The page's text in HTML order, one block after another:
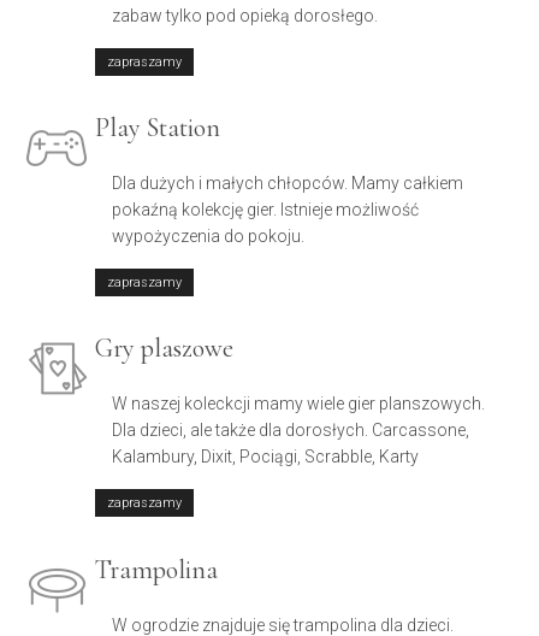
zabaw tylko pod opieką dorosłego.
zapraszamy
Play Station
Dla dużych i małych chłopców. Mamy całkiem
pokaźną kolekcję gier. Istnieje możliwość
wypożyczenia do pokoju.
zapraszamy
Gry plaszowe
W naszej koleckcji mamy wiele gier planszowych.
Dla dzieci, ale także dla dorosłych. Carcassone,
Kalambury, Dixit, Pociągi, Scrabble, Karty
zapraszamy
Trampolina
W ogrodzie znajduje się trampolina dla dzieci.